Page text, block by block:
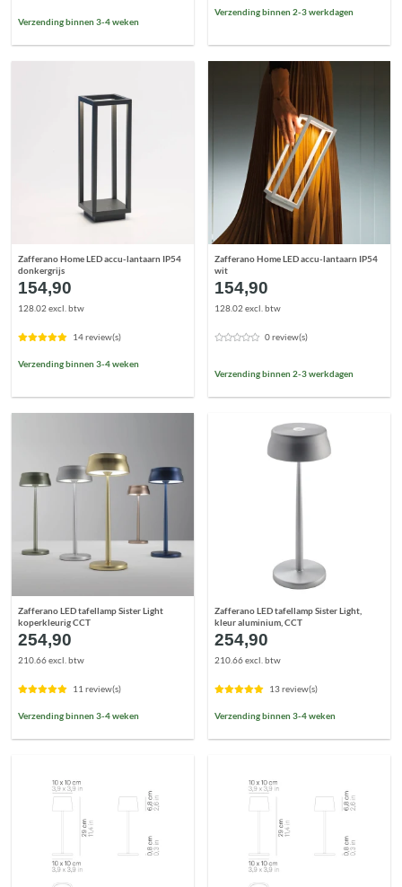
Verzending binnen 3-4 weken
Verzending binnen 2-3 werkdagen
Zafferano Home LED accu-lantaarn IP54
donkergrijs
154,90
128.02 excl. btw
14 review(s)
Verzending binnen 3-4 weken
Zafferano Home LED accu-lantaarn IP54
wit
154,90
128.02 excl. btw
0 review(s)
Verzending binnen 2-3 werkdagen
Zafferano LED tafellamp Sister Light
koperkleurig CCT
254,90
210.66 excl. btw
11 review(s)
Verzending binnen 3-4 weken
Zafferano LED tafellamp Sister Light,
kleur aluminium, CCT
254,90
210.66 excl. btw
13 review(s)
Verzending binnen 3-4 weken